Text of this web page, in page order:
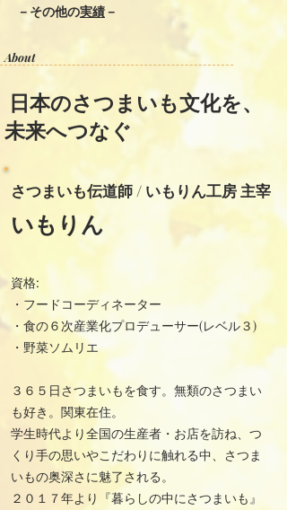
－その他の実績 －​
​About
日本のさつまいも文化を、
未来へつなぐ
さつまいも伝道師 / いもりん工房 主宰
いもりん
資格:
・​フードコーディネーター
・食の６次産業化プロデューサー(レベル３)
・野菜ソムリエ
​３６５日さつまいもを食す。無類のさつまい
も好き。関東在住。
学生時代より全国の生産者・お店を訪ね、つ
くり手の思いやこだわりに触れる中、さつま
いもの奥深さに魅了される。
２０１７年より『暮らしの中にさつまいも』